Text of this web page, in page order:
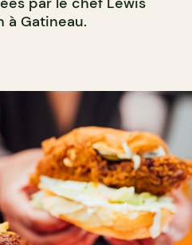
à Gatineau.